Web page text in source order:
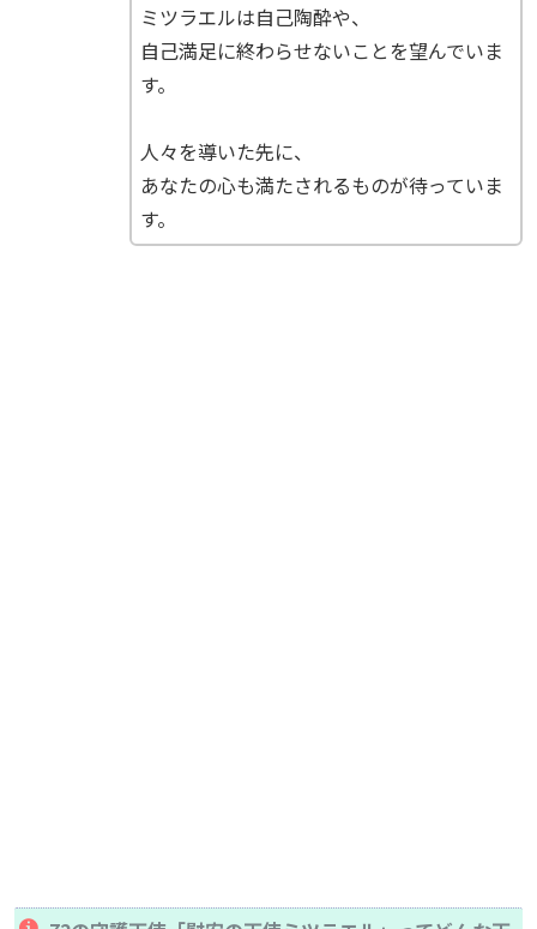
ミツラエルは自己陶酔や、
自己満足に終わらせないことを望んでいま
す。
人々を導いた先に、
あなたの心も満たされるものが待っていま
す。